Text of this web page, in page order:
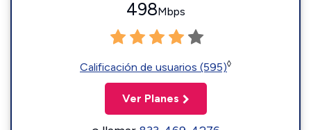
498Mbps
Calificación de usuarios (595)◊
Ver Planes